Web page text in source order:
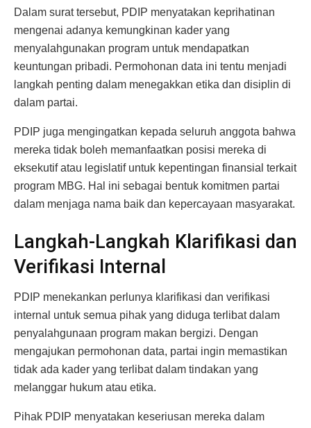
Dalam surat tersebut, PDIP menyatakan keprihatinan
mengenai adanya kemungkinan kader yang
menyalahgunakan program untuk mendapatkan
keuntungan pribadi. Permohonan data ini tentu menjadi
langkah penting dalam menegakkan etika dan disiplin di
dalam partai.
PDIP juga mengingatkan kepada seluruh anggota bahwa
mereka tidak boleh memanfaatkan posisi mereka di
eksekutif atau legislatif untuk kepentingan finansial terkait
program MBG. Hal ini sebagai bentuk komitmen partai
dalam menjaga nama baik dan kepercayaan masyarakat.
Langkah-Langkah Klarifikasi dan
Verifikasi Internal
PDIP menekankan perlunya klarifikasi dan verifikasi
internal untuk semua pihak yang diduga terlibat dalam
penyalahgunaan program makan bergizi. Dengan
mengajukan permohonan data, partai ingin memastikan
tidak ada kader yang terlibat dalam tindakan yang
melanggar hukum atau etika.
Pihak PDIP menyatakan keseriusan mereka dalam